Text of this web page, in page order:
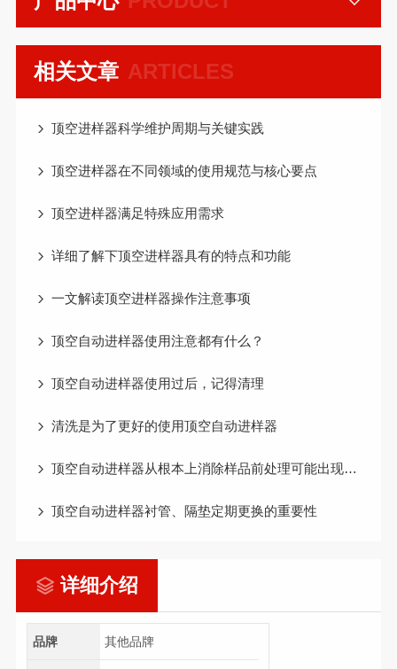
ARTICLES
相关文章
顶空进样器科学维护周期与关键实践
顶空进样器在不同领域的使用规范与核心要点
顶空进样器满足特殊应用需求
详细了解下顶空进样器具有的特点和功能
一文解读顶空进样器操作注意事项
顶空自动进样器使用注意都有什么？
顶空自动进样器使用过后，记得清理
清洗是为了更好的使用顶空自动进样器
顶空自动进样器从根本上消除样品前处理可能出现的错误和问题
顶空自动进样器衬管、隔垫定期更换的重要性
详细介绍
品牌 其他品牌